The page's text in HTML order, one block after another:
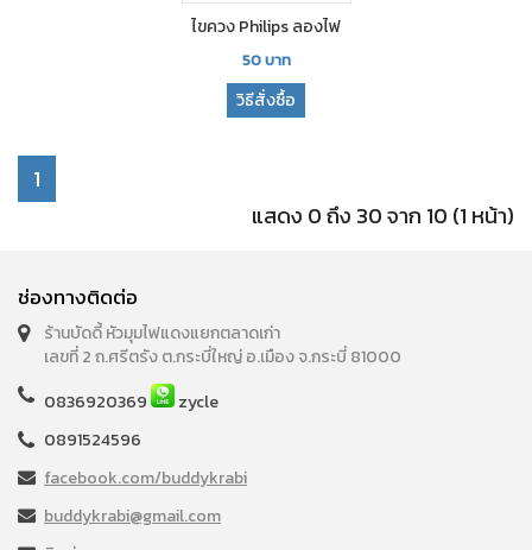
ไขควง Philips ลองไฟ
50บาท
วิธีสั่งซื้อ
1
แสดง 0 ถึง 30 จาก 10 (1 หน้า)
ช่องทางติดต่อ
ร้านบัดดี้ หัวมุมไฟแดงแยกตลาดเก่า
เลขที่ 2 ถ.ศรีตรัง ต.กระบี่ใหญ่ อ.เมือง จ.กระบี่ 81000
0836920369
zycle
0891524596
facebook.com/buddykrabi
buddykrabi@gmail.com